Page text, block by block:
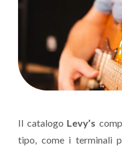
Il catalogo Levy’s
tipo, come i terminali